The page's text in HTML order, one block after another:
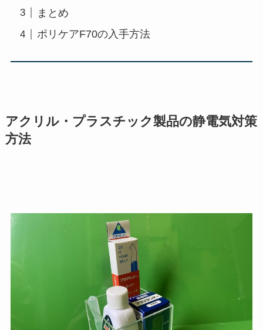
まとめ
ポリケアF70の入手方法
アクリル・プラスチック製品の静電気対策
方法